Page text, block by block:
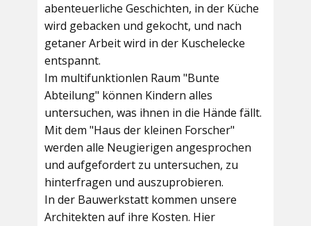
abenteuerliche Geschichten, in der Küche
wird gebacken und gekocht, und nach
getaner Arbeit wird in der Kuschelecke
entspannt.
Im multifunktionlen Raum "Bunte
Abteilung" können Kindern alles
untersuchen, was ihnen in die Hände fällt.
Mit dem "Haus der kleinen Forscher"
werden alle Neugierigen angesprochen
und aufgefordert zu untersuchen, zu
hinterfragen und auszuprobieren.
In der Bauwerkstatt kommen unsere
Architekten auf ihre Kosten. Hier